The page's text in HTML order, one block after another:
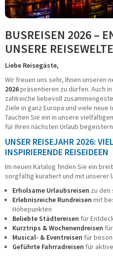
Musicals
Reise-/
VIP-/
Linien-/
Taxi/
BUSREISEN 2026 –
UNSERE
Liebe Reisegäste,
Wir freuen uns sehr, Ihnen unseren
2026präsentieren zu dürfen. Auch
zahlreiche liebevoll
Ziele in ganz Europa und viele neue
Tauchen Sie ein in unsere
für Ihren nächsten Urlaub
UNSER REISEJAHR 2026:
INSPIRIERENDE REISEIDEEN
Im neuen Katalog finden Sie ein
sorgfältig kuratiert und mit unserer
Erholsame Urlaubsreisen zu den
Erlebnisreiche Rundreisen mit
Höhepunkten
Beliebte Städtereisen für
Kurztrips & Wochenendreisen
Musical- & Eventreisen für
Geführte Fahrradreisen für